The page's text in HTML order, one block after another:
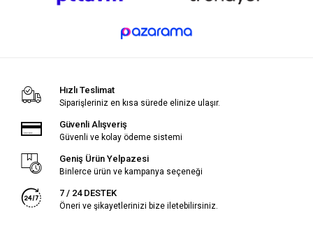
Hızlı Teslimat
Siparişleriniz en kısa sürede elinize ulaşır.
Güvenli Alışveriş
Güvenli ve kolay ödeme sistemi
Geniş Ürün Yelpazesi
Binlerce ürün ve kampanya seçeneği
7 / 24 DESTEK
Öneri ve şikayetlerinizi bize iletebilirsiniz.